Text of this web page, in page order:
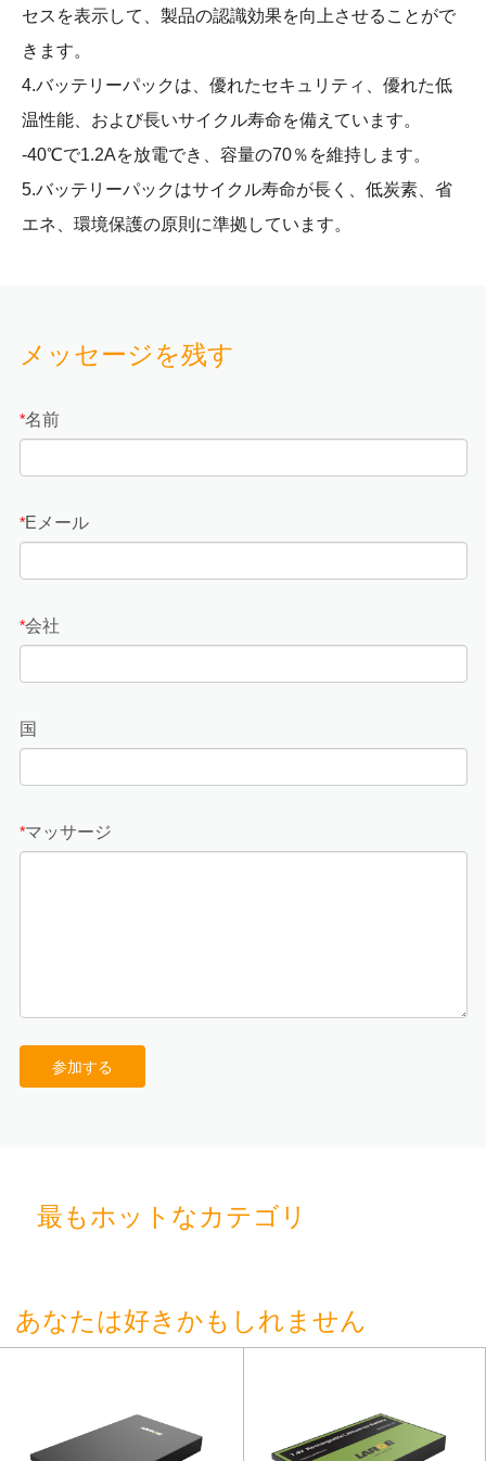
セスを表示して、製品の認識効果を向上させることがで
きます。
4.バッテリーパックは、優れたセキュリティ、優れた低
温性能、および長いサイクル寿命を備えています。
-40℃で1.2Aを放電でき、容量の70％を維持します。
5.バッテリーパックはサイクル寿命が長く、低炭素、省
エネ、環境保護の原則に準拠しています。
メッセージを残す
*名前
*Eメール
*会社
国
*マッサージ
参加する
最もホットなカテゴリ
あなたは好きかもしれません